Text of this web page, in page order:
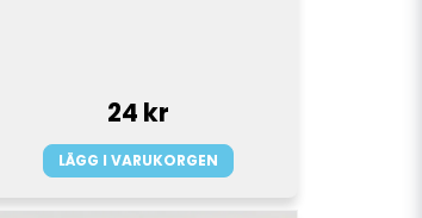
24 kr
LÄGG I VARUKORGEN